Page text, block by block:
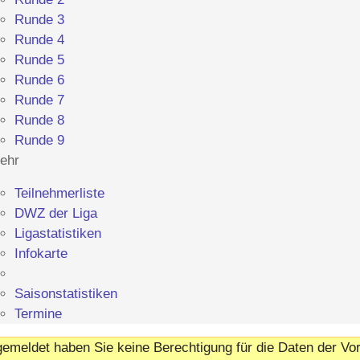
Runde 3
Runde 4
Runde 5
Runde 6
Runde 7
Runde 8
Runde 9
Teilnehmerliste
DWZ der Liga
Ligastatistiken
Infokarte
Saisonstatistiken
Termine
haben Sie keine Berechtigung für die Daten der